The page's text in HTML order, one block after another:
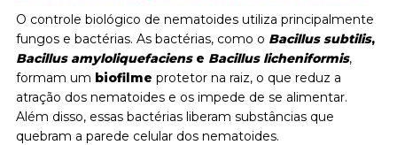
O controle biológico de nematoides utiliza principalmente
fungos e bactérias. As bactérias, como o Bacillus subtilis,
Bacillus amyloliquefaciense Bacillus licheniformis,
formam um biofilme protetor na raiz, o que reduz a
atração dos nematoides e os impede de se alimentar.
Além disso, essas bactérias liberam substâncias que
quebram a parede celular dos nematoides.